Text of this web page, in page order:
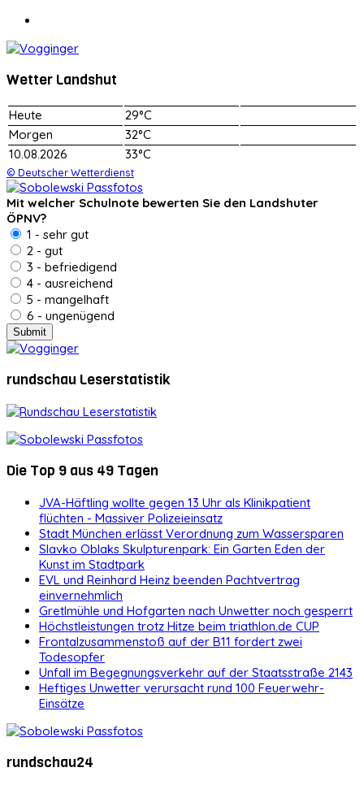
Wetter Landshut
Heute
29°C
Morgen
32°C
10.08.2026
33°C
© Deutscher Wetterdienst
Mit welcher Schulnote bewerten Sie den Landshuter
ÖPNV?
1 - sehr gut
2 - gut
3 - befriedigend
4 - ausreichend
5 - mangelhaft
6 - ungenügend
rundschau Leserstatistik
Die Top 9 aus 49 Tagen
JVA-Häftling wollte gegen 13 Uhr als Klinikpatient
flüchten - Massiver Polizeieinsatz
Stadt München erlässt Verordnung zum Wassersparen
Slavko Oblaks Skulpturenpark: Ein Garten Eden der
Kunst im Stadtpark
EVL und Reinhard Heinz beenden Pachtvertrag
einvernehmlich
Gretlmühle und Hofgarten nach Unwetter noch gesperrt
Höchstleistungen trotz Hitze beim triathlon.de CUP
Frontalzusammenstoß auf der B11 fordert zwei
Todesopfer
Unfall im Begegnungsverkehr auf der Staatsstraße 2143
Heftiges Unwetter verursacht rund 100 Feuerwehr-
Einsätze
rundschau24